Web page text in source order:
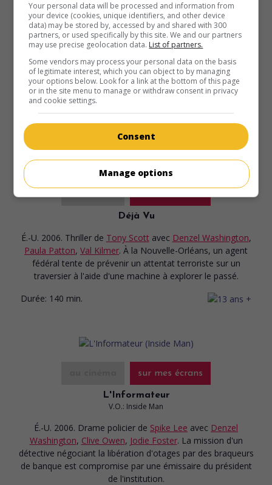
V.O.: The Great Debaters
É.-U. 2007. Drame historiquede Denzel Washington avec
Denzel Washington,Forest Whitaker,Nate Parker
l'équipe de débat du Collège Wiley, une institution texane
réservée aux Noirs, affronte celle de Harvard dans une
joute oratoire historique.
Durée: 127 min.
Déjà Vu
É.-U. 2006. Thriller de Tony Scott avec Denzel Washington,
Paula Patton, Val Kilmer. À la Nouvelle-Orléans, un agent
fédéral tente de prévenir un attentat terroriste sur un
traversier à l'aide d'une machine à explorer le passé.
Durée: 140 min.
sur mes écrans
L'Informateur
V.O.: Inside Man
É.-U. 2006. Drame policier de Spike Lee avec Denzel
Washington, Clive Owen, Jodie Foster. La mission d'un
détective négociant la libération d'otages par des braqueurs
de banque est compromise par une émissaire du président
de l'institution.
Your personal data will be processed and information from
your device (cookies, unique identifiers, and other device
data) may be stored by, accessed by and shared with 300
partners, or used specifically by this site. We and our partners
may use precise geolocation data. List of partners.
Some vendors may process your personal data on the basis
of legitimate interest, which you can object to by managing
your options below. Look for a link at the bottom of this page
or in the site menu to manage or withdraw consent in privacy
and cookie settings.
Consent
Manage options